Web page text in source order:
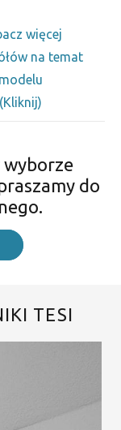
więcej
na temat
modelu
(Kliknij)
wyborze
do
TESI